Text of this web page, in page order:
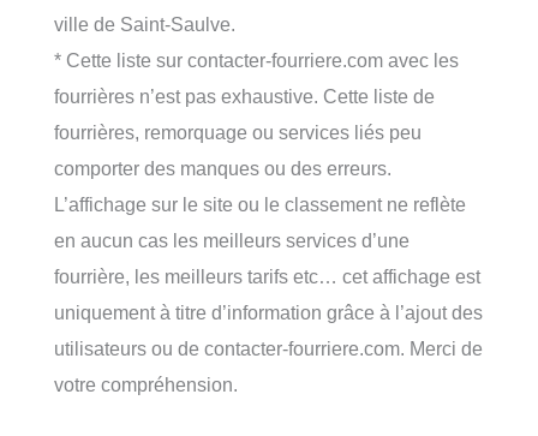
ville de Saint-Saulve.
* Cette liste sur contacter-fourriere.com avec les
fourrières n’est pas exhaustive. Cette liste de
fourrières, remorquage ou services liés peu
comporter des manques ou des erreurs.
L’affichage sur le site ou le classement ne reflète
en aucun cas les meilleurs services d’une
fourrière, les meilleurs tarifs etc… cet affichage est
uniquement à titre d’information grâce à l’ajout des
utilisateurs ou de contacter-fourriere.com. Merci de
votre compréhension.